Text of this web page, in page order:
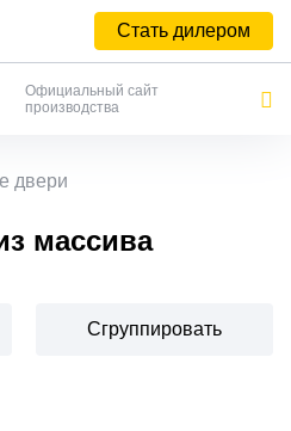
Стать дилером
Официальный сайт
производства
двери
массива
Сгруппировать